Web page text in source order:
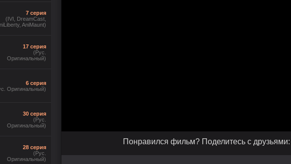
Понравился фильм? Поделитесь с друзьями:
7 серия
(IVI, DreamCast,
AniMaunt)
17 серия
(Рус.
Оригинальный)
6 серия
Оригинальный)
30 серия
(Рус.
Оригинальный)
28 серия
(Рус.
Оригинальный)